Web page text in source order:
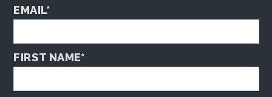
EMAIL*
FIRST NAME*